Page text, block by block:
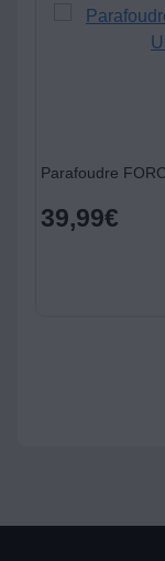
39,99€